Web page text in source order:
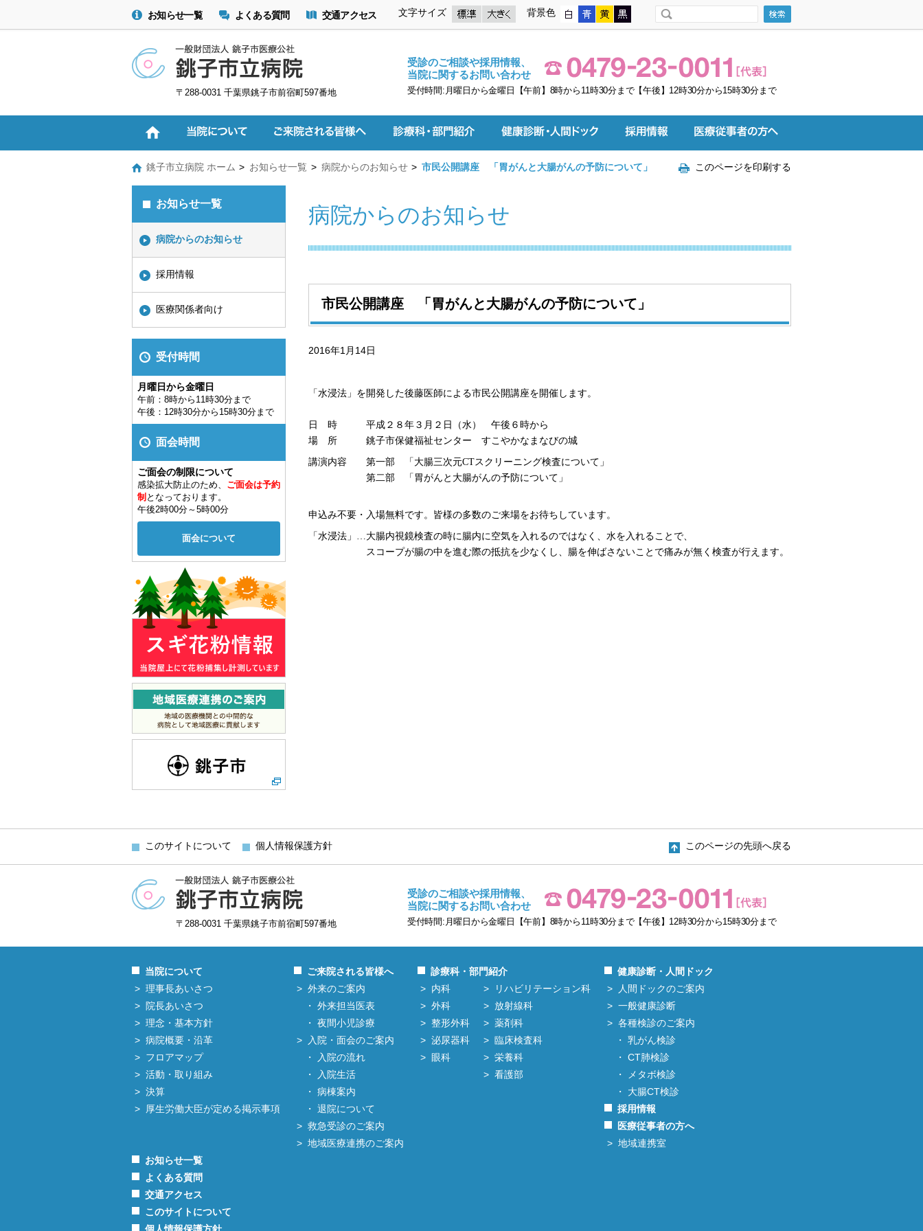
お知らせ一覧 よくある質問 交通アクセス 文字サイズ 背景色
〒288-0031 千葉県銚子市前宿町597番地
受診のご相談や採用情報、
当院に関するお問い合わせ
受付時間:月曜日から金曜日【午前】8時から11時30分まで【午後】12時30分から15時30分まで
銚子市立病院 ホーム お知らせ一覧 病院からのお知らせ 市民公開講座 「胃がんと大腸がんの予防について」 このページを印刷する
病院からのお知らせ
市民公開講座 「胃がんと大腸がんの予防について」
2016年1月14日
「水浸法」を開発した後藤医師による市民公開講座を開催します。
日 時 平成２８年３月２日（水） 午後６時から
場 所 銚子市保健福祉センター すこやかなまなびの城
講演内容 第一部 「大腸三次元CTスクリーニング検査について」
第二部 「胃がんと大腸がんの予防について」
申込み不要・入場無料です。皆様の多数のご来場をお待ちしています。
「水浸法」…大腸内視鏡検査の時に腸内に空気を入れるのではなく、水を入れることで、
スコープが腸の中を進む際の抵抗を少なくし、腸を伸ばさないことで痛みが無く検査が行えます。
お知らせ一覧
病院からのお知らせ
採用情報
医療関係者向け
受付時間
月曜日から金曜日
午前：8時から11時30分まで
午後：12時30分から15時30分まで
面会時間
ご面会の制限について
感染拡大防止のため、 ご面会は予約
制 となっております。
午後2時00分～5時00分
面会について
このサイトについて 個人情報保護方針 このページの先頭へ戻る
〒288-0031 千葉県銚子市前宿町597番地
受診のご相談や採用情報、
当院に関するお問い合わせ
受付時間:月曜日から金曜日【午前】8時から11時30分まで【午後】12時30分から15時30分まで
当院について
理事長あいさつ
院長あいさつ
理念・基本方針
病院概要・沿革
フロアマップ
活動・取り組み
決算
厚生労働大臣が定める掲示事項
ご来院される皆様へ
外来のご案内
外来担当医表
夜間小児診療
入院・面会のご案内
入院の流れ
入院生活
病棟案内
退院について
救急受診のご案内
地域医療連携のご案内
診療科・部門紹介
内科
外科
整形外科
泌尿器科
眼科
リハビリテーション科
放射線科
薬剤科
臨床検査科
栄養科
看護部
健康診断・人間ドック
人間ドックのご案内
一般健康診断
各種検診のご案内
乳がん検診
CT肺検診
メタボ検診
大腸CT検診
採用情報
医療従事者の方へ
地域連携室
お知らせ一覧
よくある質問
交通アクセス
このサイトについて